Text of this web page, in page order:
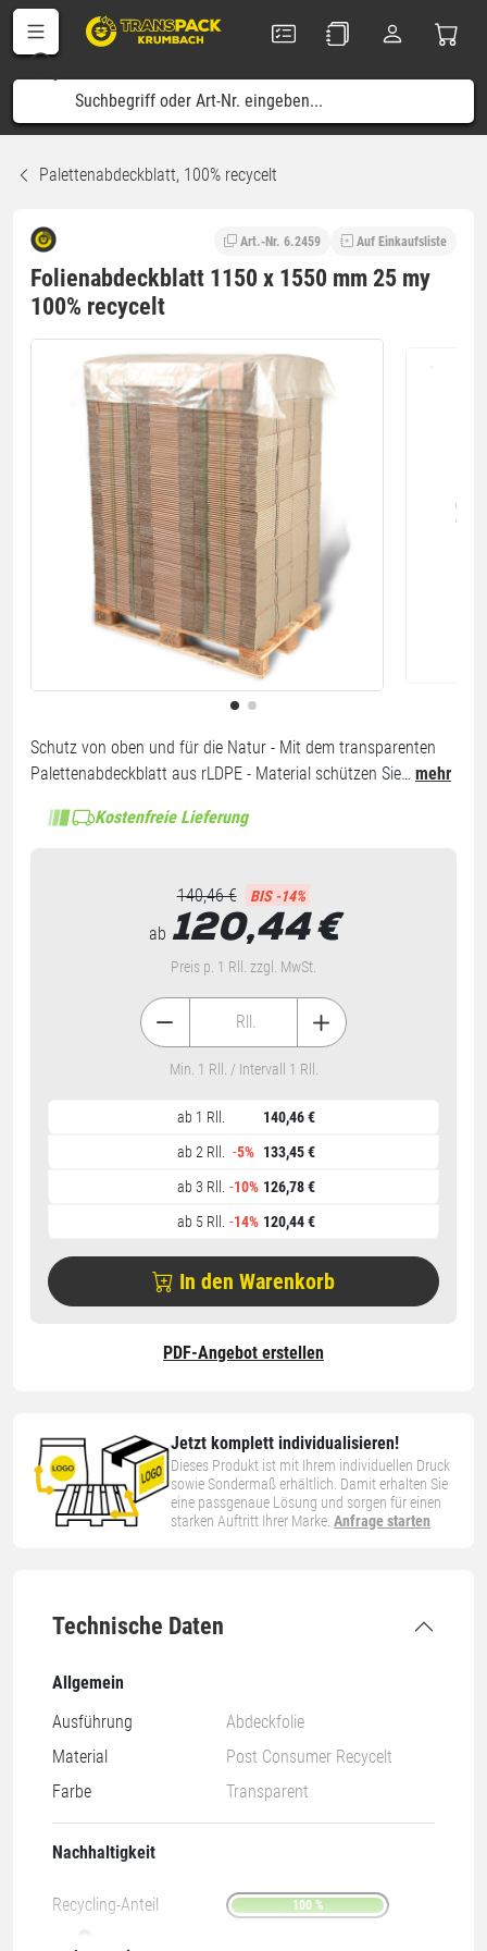
Palettenabdeckblatt, 100% recycelt
Jetzt komplett individualisieren!
Dieses Produkt ist mit Ihrem individuellen Druck
sowie Sondermaß erhältlich. Damit erhalten Sie
eine passgenaue Lösung und sorgen für einen
starken Auftritt Ihrer Marke.Anfrage starten
Technische Daten
Allgemein
Ausführung
Abdeckfolie
Material
Post Consumer Recycelt
Farbe
Transparent
Nachhaltigkeit
Recycling-Anteil 100 %
Art.-Nr. 6.2459 Auf Einkaufsliste
Folienabdeckblatt 1150 x 1550 mm 25 my
100% recycelt
Schutz von oben und für die Natur - Mit dem transparenten
Palettenabdeckblatt aus rLDPE - Material schützen Sie… mehr
Kostenfreie Lieferung
140,46 € BIS -14%
ab 120,44 €
Preis p. 1 Rll. zzgl. MwSt.
ab 1 Rll.
140,46 €
ab 2 Rll.
-5% 133,45 €
ab 3 Rll.
-10% 126,78 €
ab 5 Rll.
-14% 120,44 €
Rll.
Min. 1 Rll. / Intervall 1 Rll.
In den Warenkorb
PDF-Angebot erstellen